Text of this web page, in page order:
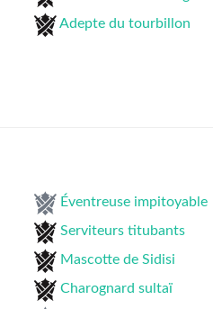
Adepte du tourbillon
Éventreuse impitoyable
Serviteurs titubants
Mascotte de Sidisi
Charognard sultaï